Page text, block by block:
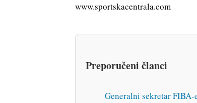
www.sportskacentrala.com
Preporučeni članci
Generalni sekretar